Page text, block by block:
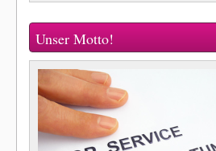
Unser Motto!